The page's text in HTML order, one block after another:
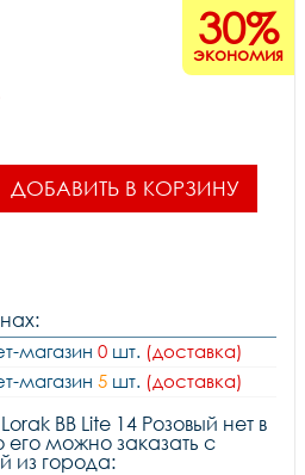
30%
экономия
ДОБАВИТЬ В КОРЗИНУ
магазин 0 шт. (доставка)
магазин 5 шт. (доставка)
BB Lite 14 Розовый нет в
его можно заказать с
из города: